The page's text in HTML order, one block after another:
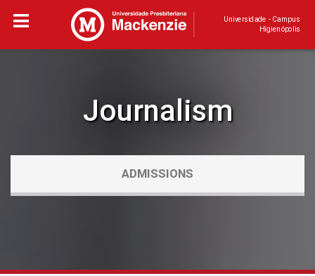
Universidade - Campus
Higienópolis
Journalism
ADMISSIONS